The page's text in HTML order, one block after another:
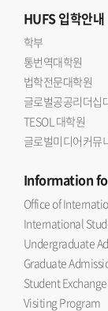
HUFS입학안내
학부
통번역대학원
법학전문대학원
글로벌공공리더십
TESOL 대학원
글로벌미디어커뮤
Information
Office of
International
Undergraduate
Graduate
Student
Visiting Program